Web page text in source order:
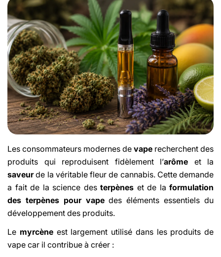
Les consommateurs modernes de vape recherchent des
produits qui reproduisent fidèlement l’arôme et la
saveurde la véritable fleur de cannabis. Cette demande
a fait de la science des terpènes et de la formulation
des terpènes pour vapedes éléments essentiels du
développement des produits.
Le myrcèneest largement utilisé dans les produits de
vape car il contribue à créer :